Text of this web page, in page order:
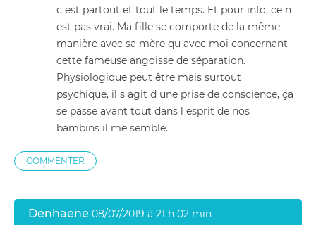
c est partout et tout le temps. Et pour info, ce n
est pas vrai. Ma fille se comporte de la même
manière avec sa mère qu avec moi concernant
cette fameuse angoisse de séparation.
Physiologique peut être mais surtout
psychique, il s agit d une prise de conscience, ça
se passe avant tout dans l esprit de nos
bambins il me semble.
COMMENTER
Denhaene 08/07/2019 à 21 h 02 min